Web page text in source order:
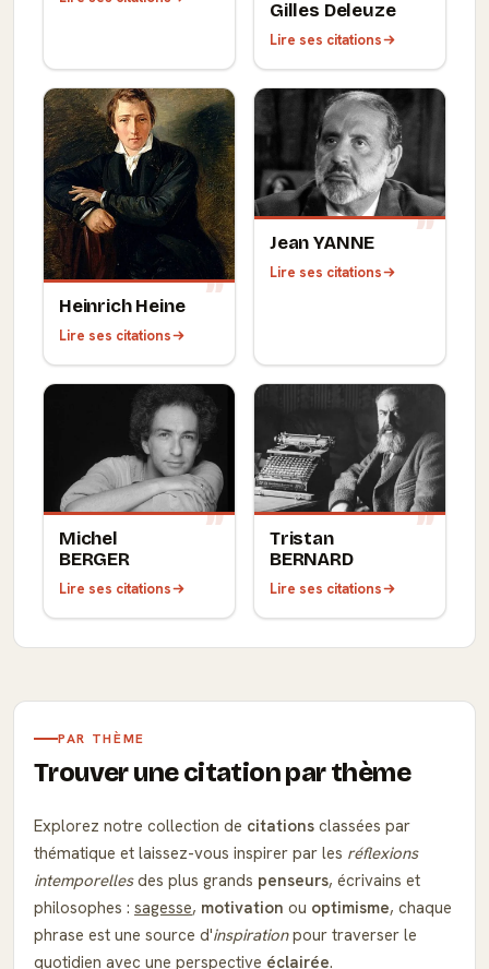
Gilles Deleuze
Lire ses citations
Heinrich Heine
Lire ses citations
Jean YANNE
Lire ses citations
Michel
BERGER
Lire ses citations
Tristan
BERNARD
Lire ses citations
PAR THÈME
Trouver une citation par thème
Explorez notre collection de citations classées par
thématique et laissez-vous inspirer par les réflexions
intemporellesdes plus grands penseurs, écrivains et
philosophes : sagesse, motivation ou optimisme, chaque
phrase est une source d'inspirationpour traverser le
quotidien avec une perspective éclairée.